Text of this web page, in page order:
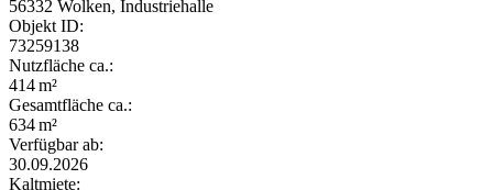
56332 Wolken, Industriehalle
Objekt ID:
73259138
Nutzfläche ca.:
414 m²
Gesamtfläche ca.:
634 m²
Verfügbar ab:
30.09.2026
Kaltmiete: